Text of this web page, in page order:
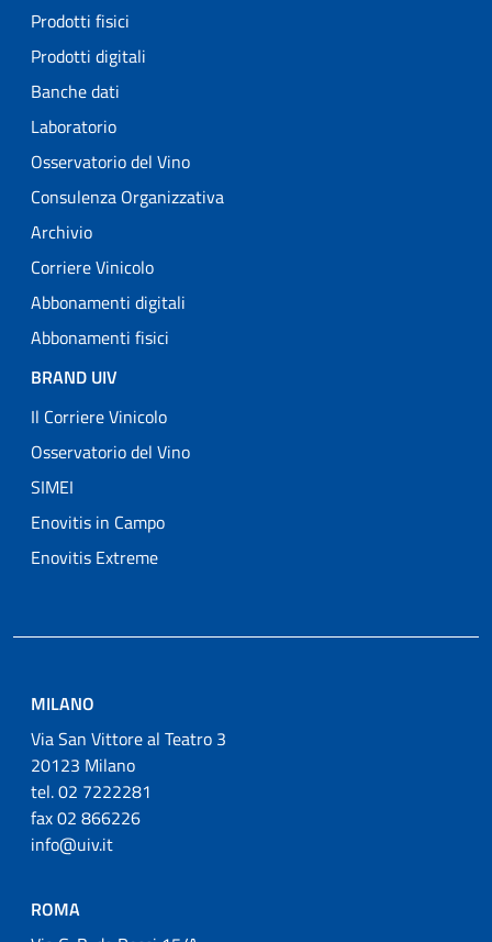
Prodotti fisici
Prodotti digitali
Banche dati
Laboratorio
Osservatorio del Vino
Consulenza Organizzativa
Archivio
Corriere Vinicolo
Abbonamenti digitali
Abbonamenti fisici
BRAND UIV
Il Corriere Vinicolo
Osservatorio del Vino
SIMEI
Enovitis in Campo
Enovitis Extreme
MILANO
Via San Vittore al Teatro 3
20123 Milano
tel. 02 7222281
fax 02 866226
info@uiv.it
ROMA